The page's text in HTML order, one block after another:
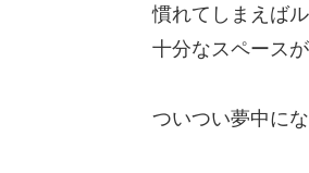
慣れてしまえば
十分なスペース
ついつい夢中に